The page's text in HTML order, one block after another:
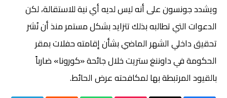
ويشدد جونسون على أنه ليس لديه أي نية للاستقالة، لكن
الدعوات التي تطالبه بذلك تتزايد بشكل مستمر منذ أن نُشر
تحقيق داخلي الشهر الماضي بشأن إقامته حفلات بمقر
الحكومة في داوننغ ستريت خلال جائحة «كورونا» ضارباً
بالقيود المرتبطة بها لمكافحته عرض الحائط.